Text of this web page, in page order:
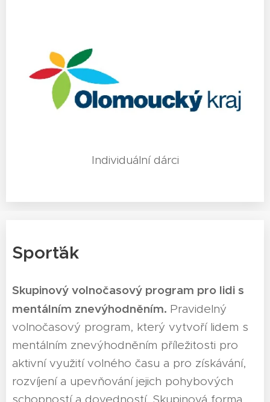
Individuální dárci
Sporťák
Skupinový volnočasový program pro lidi s
mentálním znevýhodněním. Pravidelný
volnočasový program, který vytvoří lidem s
mentálním znevýhodněním příležitosti pro
aktivní využití volného času a pro získávání,
rozvíjení a upevňování jejich pohybových